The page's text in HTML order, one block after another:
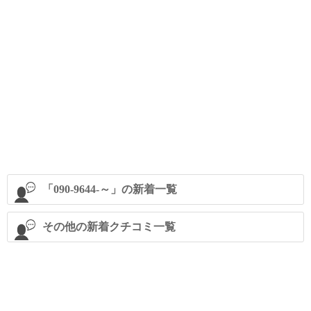
「090-9644-～」の新着一覧
その他の新着クチコミ一覧